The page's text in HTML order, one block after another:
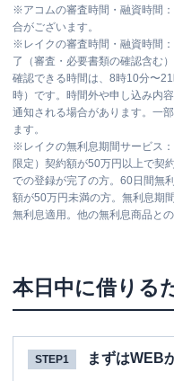
※アコムの審査時間・融資時間
合がございます。
※ レイクの審査時間・融資時間
了（審査・必要書類の確認含む
確認できる時間は、8時10分〜
時）です。時間外や申し込み内
通知される場合があります。一
ます。
※ レイクの無利息期間サービス
限定）契約額が50万円以上で契
での登録が完了の方。60日間無
額が50万円未満の方。無利息期
無利息適用。他の無利息商品との
本日中に借りる
STEP1 まずはWEB